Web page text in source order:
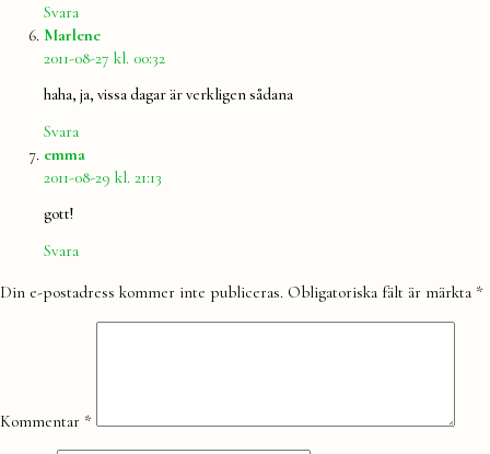
Svara
Marlenesäger:
2011-08-27 kl. 00:32
haha, ja, vissa dagar är verkligen sådana
Svara
emma
2011-08-29 kl. 21:13
gott!
Svara
Lämna
Din e-postadress kommer inte publiceras. Obligatoriska fält är märkta *
Kommentar *